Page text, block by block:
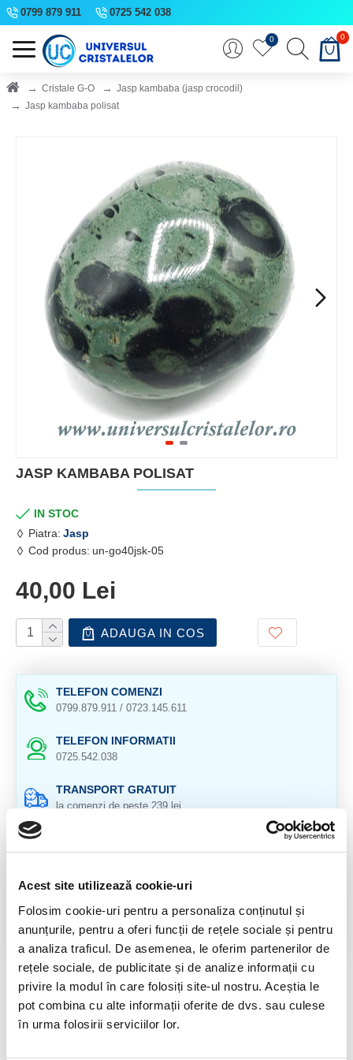
Acest site utilizează cookie-uri
Folosim cookie-uri pentru a personaliza conținutul și
anunțurile, pentru a oferi funcții de rețele sociale și pentru
a analiza traficul. De asemenea, le oferim partenerilor de
rețele sociale, de publicitate și de analize informații cu
privire la modul în care folosiți site-ul nostru. Aceștia le
pot combina cu alte informații oferite de dvs. sau culese
în urma folosirii serviciilor lor.
0799 879 911 0725 542 038
0 0
Cristale G-O
Jasp kambaba (jasp crocodil)
Jasp kambaba polisat
JASP KAMBABA POLISAT
IN STOC
Piatra: Jasp
Cod produs: un-go40jsk-05
40,00 Lei
ADAUGA IN COS
TELEFON COMENZI
0799.879.911 / 0723.145.611
TELEFON INFORMATII
0725.542.038
TRANSPORT GRATUIT
la comenzi de peste 239 lei
atent selectionate
RETURNARE PRODUSE
in 14 zile si banii inapoi
GARANTIE PRODUSE
pentru toate produsele
RECENZII CLIENTI
Nu sunt opinii despre acest produs.